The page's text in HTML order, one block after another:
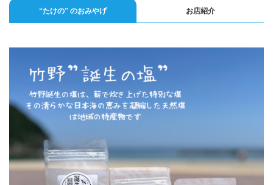
English P
“たけの” のおみやげ お店紹介